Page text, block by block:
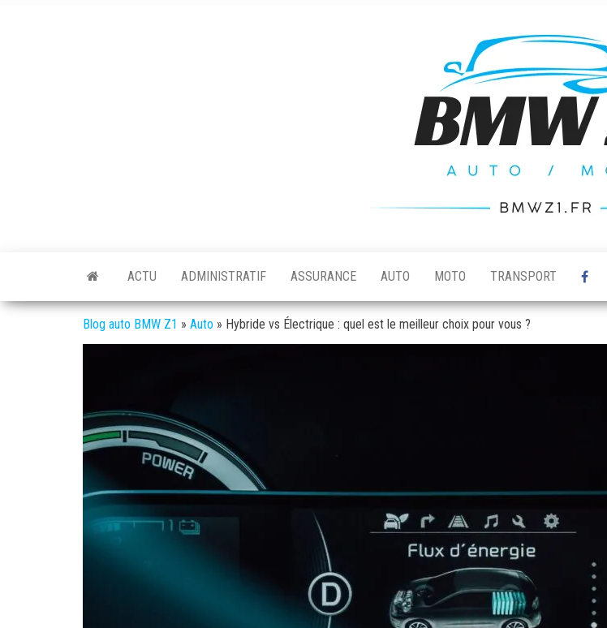
Z1
moto
ACTU ADMINISTRATIF ASSURANCE AUTO MOTO TRANSPORT
Blog auto BMW Z1 » Auto » Hybride vs Électrique : quel est le meilleur choix pour vous ?